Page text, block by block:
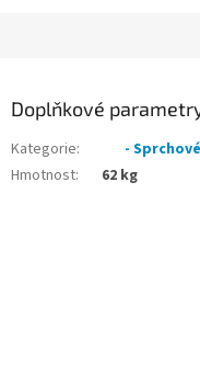
Doplňkové
Kategorie:
-
Hmotnost: 62 kg